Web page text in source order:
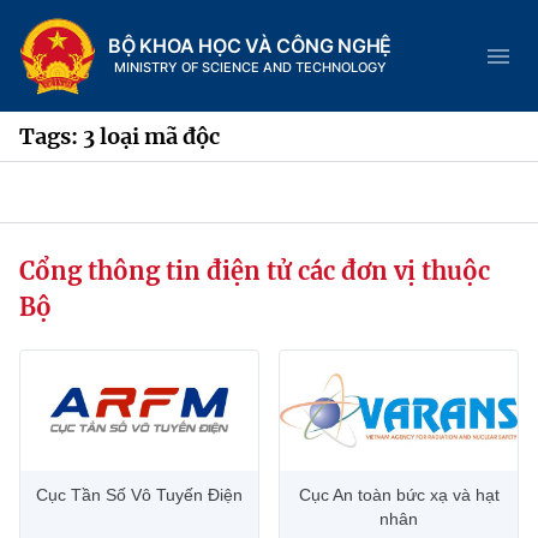
BỘ KHOA HỌC VÀ CÔNG NGHỆ
MINISTRY OF SCIENCE AND TECHNOLOGY
Trang chủ
Chức năng nhiệm vụ
Tin tức sự kiện
Hệ thống văn bản
Tags: 3 loại mã độc
Cổng thông tin điện tử các đơn vị thuộc
Bộ
Cục Tần Số Vô Tuyến Điện
Cục An toàn bức xạ và hạt
nhân